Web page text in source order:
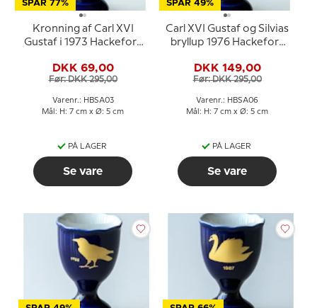
SPAR 77%
Kronning af Carl XVI
Gustaf i 1973 Hackefors
kongeæggerbæger
DKK 69,00
Før: DKK 295,00
Varenr.: HBSA03
Mål: H: 7 cm x Ø: 5 cm
PÅ LAGER
Se vare
SPAR 49%
Carl XVI Gustaf og Silvias
bryllup 1976 Hackefors
kongeæggerbæger
DKK 149,00
Før: DKK 295,00
Varenr.: HBSA06
Mål: H: 7 cm x Ø: 5 cm
PÅ LAGER
Se vare